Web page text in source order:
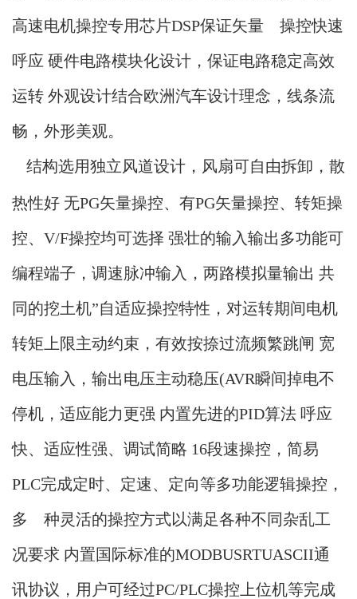
高速电机操控专用芯片DSP保证矢量 操控快速
呼应 硬件电路模块化设计，保证电路稳定高效
运转 外观设计结合欧洲汽车设计理念，线条流
畅，外形美观。
结构选用独立风道设计，风扇可自由拆卸，散
热性好 无PG矢量操控、有PG矢量操控、转矩操
控、V/F操控均可选择 强壮的输入输出多功能可
编程端子，调速脉冲输入，两路模拟量输出 共
同的挖土机”自适应操控特性，对运转期间电机
转矩上限主动约束，有效按捺过流频繁跳闸 宽
电压输入，输出电压主动稳压(AVR瞬间掉电不
停机，适应能力更强 内置先进的PID算法 呼应
快、适应性强、调试简略 16段速操控，简易
PLC完成定时、定速、定向等多功能逻辑操控，
多 种灵活的操控方式以满足各种不同杂乱工
况要求 内置国际标准的MODBUSRTUASCII通
讯协议，用户可经过PC/PLC操控上位机等完成